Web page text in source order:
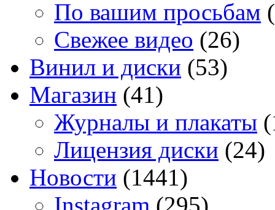
По вашим просьбам
Свежее видео (26)
Винил и диски (53)
Магазин (41)
Журналы и плакаты
Лицензия диски (24)
Новости (1441)
Instagram (295)